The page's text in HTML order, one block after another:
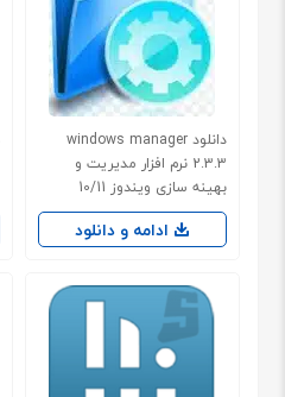
دانلود windows manager
2.3.3 نرم افزار مدیریت و
بهینه سازی ویندوز 10/11
ادامه و دانلود